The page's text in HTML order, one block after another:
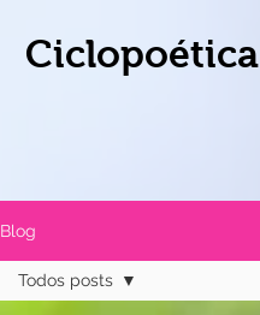
Ciclopoética
Blog
Todos posts